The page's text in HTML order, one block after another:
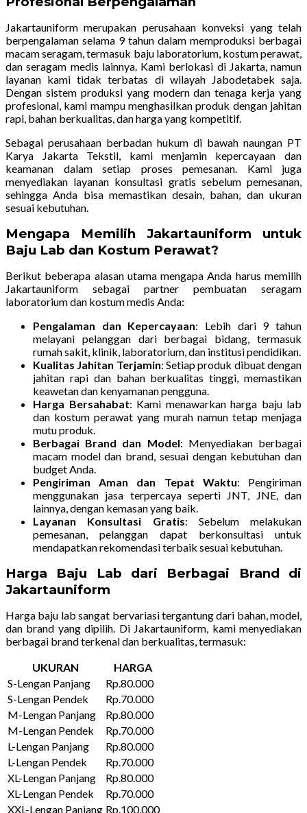
Jakartauniform merupakan perusahaan konveksi yang telah
berpengalaman selama 9 tahun dalam memproduksi berbagai
macam seragam, termasuk baju laboratorium, kostum perawat,
dan seragam medis lainnya. Kami berlokasi di Jakarta, namun
layanan kami tidak terbatas di wilayah Jabodetabek saja.
Dengan sistem produksi yang modern dan tenaga kerja yang
profesional, kami mampu menghasilkan produk dengan jahitan
rapi, bahan berkualitas, dan harga yang kompetitif.
Sebagai perusahaan berbadan hukum di bawah naungan PT
Karya Jakarta Tekstil, kami menjamin kepercayaan dan
keamanan dalam setiap proses pemesanan. Kami juga
menyediakan layanan konsultasi gratis sebelum pemesanan,
sehingga Anda bisa memastikan desain, bahan, dan ukuran
sesuai kebutuhan.
Mengapa Memilih Jakartauniform untuk
Baju Lab dan Kostum Perawat?
Berikut beberapa alasan utama mengapa Anda harus memilih
Jakartauniform sebagai partner pembuatan seragam
laboratorium dan kostum medis Anda:
Pengalaman dan Kepercayaan: Lebih dari 9 tahun
melayani pelanggan dari berbagai bidang, termasuk
rumah sakit, klinik, laboratorium, dan institusi pendidikan.
Kualitas Jahitan Terjamin: Setiap produk dibuat dengan
jahitan rapi dan bahan berkualitas tinggi, memastikan
keawetan dan kenyamanan pengguna.
Harga Bersahabat: Kami menawarkan harga baju lab
dan kostum perawat yang murah namun tetap menjaga
mutu produk.
Berbagai Brand dan Model: Menyediakan berbagai
macam model dan brand, sesuai dengan kebutuhan dan
budget Anda.
Pengiriman Aman dan Tepat Waktu: Pengiriman
menggunakan jasa terpercaya seperti JNT, JNE, dan
lainnya, dengan kemasan yang baik.
Layanan Konsultasi Gratis: Sebelum melakukan
pemesanan, pelanggan dapat berkonsultasi untuk
mendapatkan rekomendasi terbaik sesuai kebutuhan.
Harga Baju Lab dari Berbagai Brand di
Jakartauniform
Harga baju lab sangat bervariasi tergantung dari bahan, model,
dan brand yang dipilih. Di Jakartauniform, kami menyediakan
berbagai brand terkenal dan berkualitas, termasuk:
UKURAN
HARGA
S-Lengan Panjang
Rp.80.000
S-Lengan Pendek
Rp.70.000
M-Lengan Panjang
Rp.80.000
M-Lengan Pendek
Rp.70.000
L-Lengan Panjang
Rp.80.000
L-Lengan Pendek
Rp.70.000
XL-Lengan Panjang
Rp.80.000
XL-Lengan Pendek
Rp.70.000
XXL-Lengan Panjang Rp.100.000